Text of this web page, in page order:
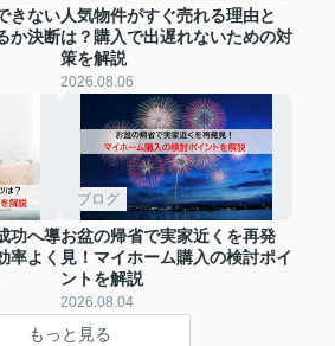
きない
か決断
人気物件がすぐ売れる理由と
は？購入で出遅れないための対
策を解説
2026.08.06
功へ導
率よく
ブログ
お盆の帰省で実家近くを再発
見！マイホーム購入の検討ポイ
ントを解説
2026.08.04
もっと見る